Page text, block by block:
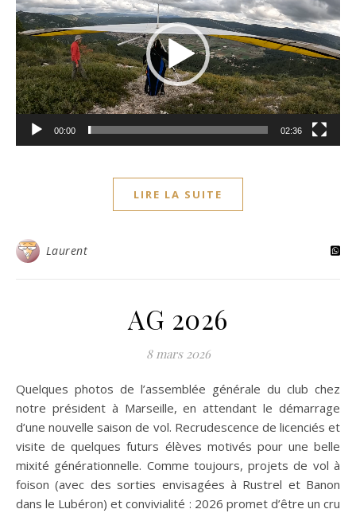
00:00 02:36
LIRE LA SUITE
Laurent
AG 2026
8 mars 2026
Quelques photos de l’assemblée générale du club chez
notre président à Marseille, en attendant le démarrage
d’une nouvelle saison de vol. Recrudescence de licenciés et
visite de quelques futurs élèves motivés pour une belle
mixité générationnelle. Comme toujours, projets de vol à
foison (avec des sorties envisagées à Rustrel et Banon
dans le Lubéron) et convivialité : 2026 promet d’être un cru